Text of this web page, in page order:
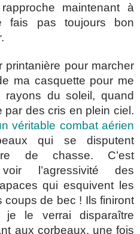
maintenant à
pas toujours bon
pour marcher
ma casquette pour me
du soleil, quand
par des cris en plein ciel.
véritable combat aérien
qui se disputent
de chasse. C’est
l’agressivité des
qui esquivent les
de bec ! Ils finiront
je le verrai disparaître
aux corbeaux, une fois